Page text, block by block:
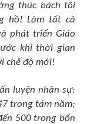
thúc bách tôi
hồ! Làm tất cả
phát triển Giáo
khi thời gian
chế độ mới!
luyện nhân sự:
trong tám năm;
500 trong bốn